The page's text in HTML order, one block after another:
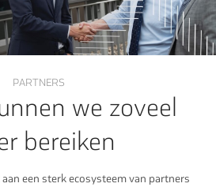
PARTNERS
we zoveel
bereiken
een sterk ecosysteem van partners